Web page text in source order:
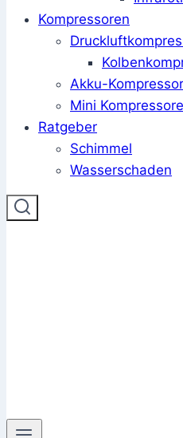
Kompressoren
Akku-
Mini
Ratgeber
Schimmel
Wasserschaden